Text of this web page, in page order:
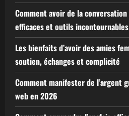
Comment avoir de la
efficaces et outils incontournables
Les bienfaits d’avoir des amies
soutien, échanges et complicité
Comment manifester de l’argent
web en 2026